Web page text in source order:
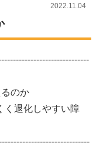
2022.11.04
のか
退化しやすい障